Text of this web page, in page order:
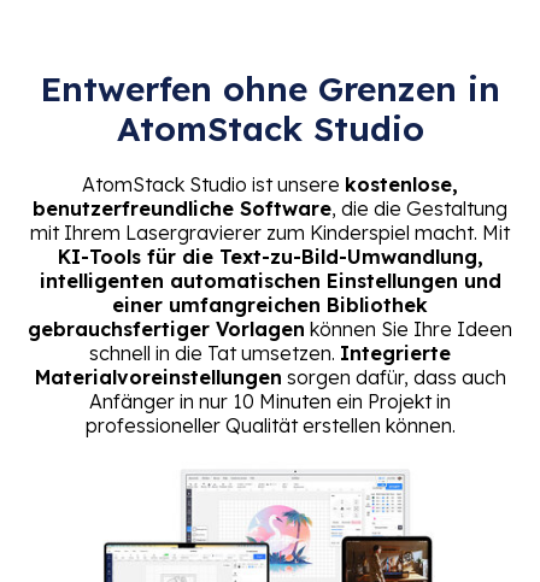
Entwerfen ohne Grenzen in
AtomStack Studio
AtomStack Studio ist unsere kostenlose,
benutzerfreundliche Software, die die Gestaltung
mit Ihrem Lasergravierer zum Kinderspiel macht. Mit
KI-Tools für die Text-zu-Bild-Umwandlung,
intelligenten automatischen Einstellungen und
einer umfangreichen Bibliothek
gebrauchsfertiger Vorlagen können Sie Ihre Ideen
schnell in die Tat umsetzen. Integrierte
Materialvoreinstellungen sorgen dafür, dass auch
Anfänger in nur 10 Minuten ein Projekt in
professioneller Qualität erstellen können.